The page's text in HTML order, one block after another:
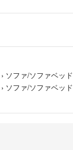
› ソファ/ソファベッド
› ソファ/ソファベッド